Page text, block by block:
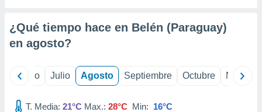
¿Qué tiempo hace en Belén (Paraguay)
en agosto?
Junio Julio Agosto Septiembre Octubre
T. Media: 21°C Max.: 28°C Min: 16°C